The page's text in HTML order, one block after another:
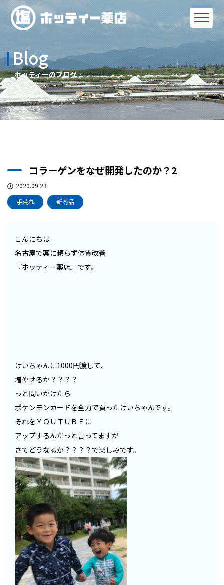
Blog
ホッティーのブログ
コラーゲンをなぜ開発したのか？2
2020.09.23
手荒れ
新商品
こんにちは
名古屋で薬に頼らず体質改善
『ホッティー薬店』です。
けいちゃんに1000円渡して、
増やせるか？？？？
っと問いかけたら
ポケンモンカードを全力で買ったけいちゃんです。
それをＹＯＵＴＵＢＥに
アップするんだっと言ってますが
さてどうなるか？？？？で楽しみです。